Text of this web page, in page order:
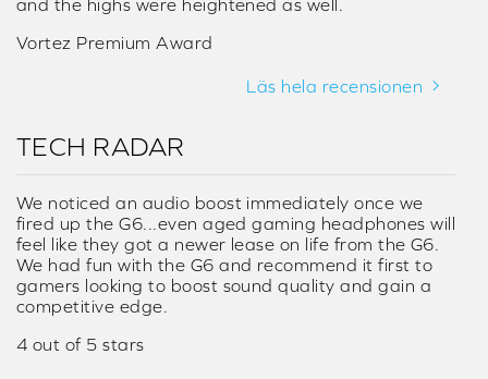
migrating from onboard audio on your PC. Having
Switch makes this a must-have for anyone looking to
VORTEZ
Performance is where the Sound BlasterX G6 shines,
the audio quality delivered by the G6 is superb, it
was an immediate improvement over the MSI
every single aspect of the sound. The bass became